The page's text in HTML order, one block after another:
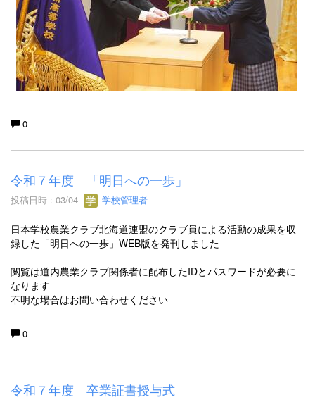
0
令和７年度 「明日への一歩」
投稿日時 : 03/04 学校管理者
日本学校農業クラブ北海道連盟のクラブ員による活動の成果を収
録した「明日への一歩」WEB版を発刊しました
閲覧は道内農業クラブ関係者に配布したIDとパスワードが必要に
なります
不明な場合はお問い合わせください
0
令和７年度 卒業証書授与式